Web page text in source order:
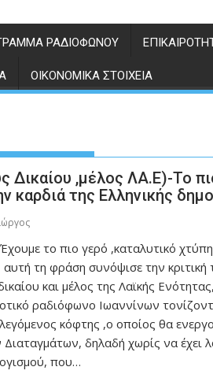
ΡΑΔΙΟΦΏΝΟΥ
ΟΙΚΟΝΟΜΙΚΆ ΣΤΟΙΧΕΊΑ
Δικαίου ,μέλος ΛΑ.Ε)-Το
καρδιά της Ελληνικής
το πιο γερό ,καταλυτικό
αυτή τη φράση συνόψισε την
και μέλος της Λαϊκής
ραδιόφωνο Ιωαννίνων
κόφτης ,ο οποίος θα
δηλαδή χωρίς να έχει
που…